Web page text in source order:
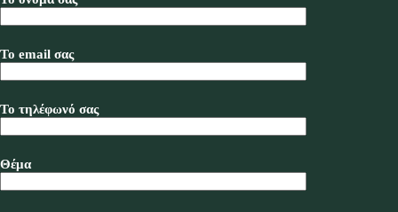
Το email σας
Το τηλέφωνό σας
Θέμα